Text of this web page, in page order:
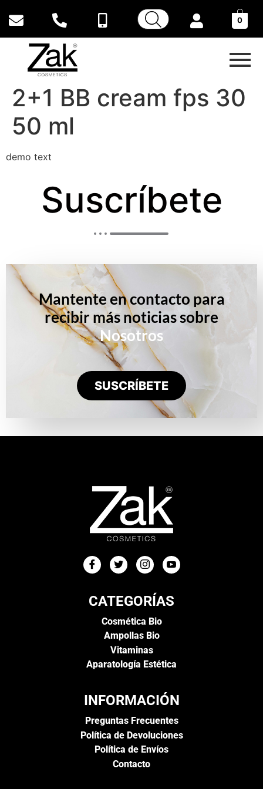
0
2+1 BB cream fps 30
50 ml
demo text
Suscríbete
Mantente en contacto para
recibir más noticias sobre
Nosotros
SUSCRÍBETE
CATEGORÍAS
Cosmética Bio
Ampollas Bio
Vitaminas
Aparatología Estética
INFORMACIÓN
Preguntas Frecuentes
Política de Devoluciones
Política de Envíos
Contacto